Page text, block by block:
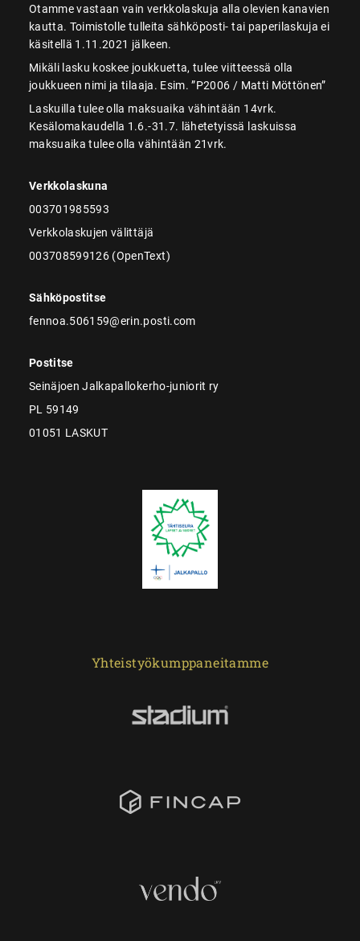
Otamme vastaan vain verkkolaskuja alla olevien kanavien
kautta. Toimistolle tulleita sähköposti- tai paperilaskuja ei
käsitellä 1.11.2021 jälkeen.
Mikäli lasku koskee joukkuetta, tulee viitteessä olla
joukkueen nimi ja tilaaja. Esim. ”P2006 / Matti Möttönen”
Laskuilla tulee olla maksuaika vähintään 14vrk.
Kesälomakaudella 1.6.-31.7. lähetetyissä laskuissa
maksuaika tulee olla vähintään 21vrk.
Verkkolaskuna
003701985593
Verkkolaskujen välittäjä
003708599126 (OpenText)
Sähköpostitse
fennoa.506159@erin.posti.com
Postitse
Seinäjoen Jalkapallokerho-juniorit ry
PL 59149
01051 LASKUT
Yhteistyökumppaneitamme